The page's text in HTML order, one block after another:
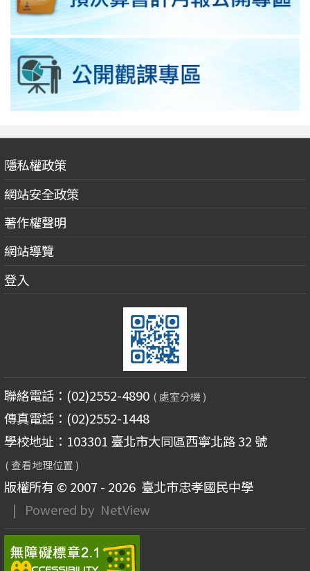
隱私權政策
網站安全政策
著作權聲明
網站導覽
登入
聯絡電話：(02)2552-4890 ( 處室分機 )
傳真電話：(02)2552-1448
學校地址：103301 臺北市大同區西寧北路 32 號
( 查看地理位置 )
版權所有 © 2007 - 2026臺北市忠孝國民中學
| Powered by NetView